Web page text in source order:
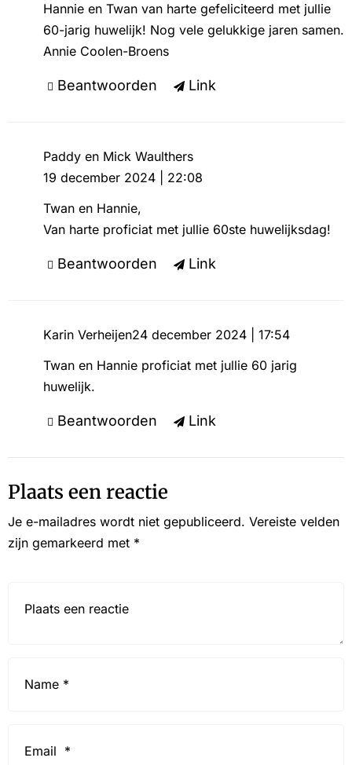
Hannie en Twan van harte gefeliciteerd met jullie
60-jarig huwelijk! Nog vele gelukkige jaren samen.
Annie Coolen-Broens
Beantwoorden Link
Paddy en Mick Waulthers
19 december 2024 | 22:08
Twan en Hannie,
Van harte proficiat met jullie 60ste huwelijksdag!
Beantwoorden Link
Karin Verheijen24 december 2024 | 17:54
Twan en Hannie proficiat met jullie 60 jarig
huwelijk.
Beantwoorden Link
Plaats een reactie
Je e-mailadres wordt niet gepubliceerd. Vereiste velden
zijn gemarkeerd met *